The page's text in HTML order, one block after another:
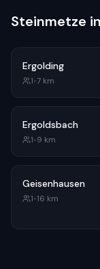
Steinmetze
Ergolding
1•7 km
Ergoldsbach
1•9 km
Geisenhausen
1•16 km